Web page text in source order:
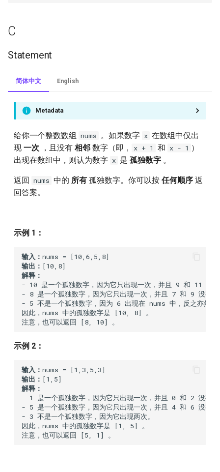
303.range-sum-query-
immutable
330.patching-array
338.counting-bits
344.reverse-string
349.intersection-of-two-
350.intersection-of-two-
367.valid-perfect-square
374.guess-number-higher-or-
lower
383.ransom-note
387.first-unique-character-in-
a-string
389.find-the-difference
392.is-subsequence
404.sum-of-left-leaves
409.longest-palindrome
C
Statement
简体中文 English
Metadata
给你一个整数数组 nums 。如果数字 x 在数组中仅出
现 一次 ，且没有 相邻 数字（即， x + 1 和 x - 1 ）
出现在数组中，则认为数字 x 是 孤独数字 。
返回 nums 中的 所有 孤独数字。你可以按 任何顺序 返
回答案。
示例 1：
输入：
输出：
解释：
- 10 是一个孤独数字，因为它只出现一次，并且 9 和 11 没
- 8 是一个孤独数字，因为它只出现一次，并且 7 和 9 没有
- 5 不是一个孤独数字，因为 6 出现在 nums 中，反之亦然。
因此，nums 中的孤独数字是 [10, 8] 。
示例 2：
输入：
输出：
解释：
- 1 是一个孤独数字，因为它只出现一次，并且 0 和 2 没有
- 5 是一个孤独数字，因为它只出现一次，并且 4 和 6 没有
- 3 不是一个孤独数字，因为它出现两次。
因此，nums 中的孤独数字是 [1, 5] 。
注意，也可以返回 [5, 1] 。